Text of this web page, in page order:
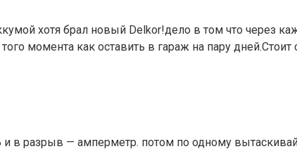
хотя брал новый Delkor!дело в том что через
момента как оставить в гараж на пару
в разрыв — амперметр. потом по одному вытаскивай